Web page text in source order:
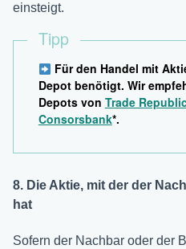
einsteigt.
Tipp
Für den Handel mit
Depot benötigt. Wir
Depots von Trade
Consorsbank*.
8. Die Aktie, mit der der
hat
Sofern der Nachbar oder der